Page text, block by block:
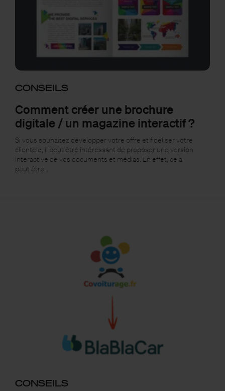
CONSEILS
Comment créer une brochure
digitale / un magazine interactif ?
Si vous souhaitez développer votre offre et fidéliser votre
clientèle, il peut être intéressant de proposer une version
interactive de vos documents et médias. En effet, cela
peut être…
CONSEILS